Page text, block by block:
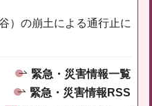
）の崩土による通行止に
緊急・災害情報一覧
緊急・災害情報RSS